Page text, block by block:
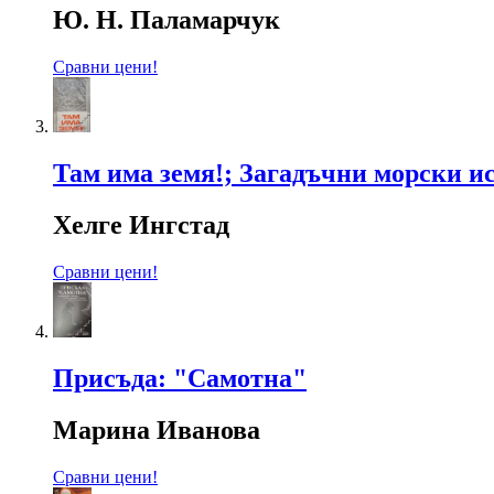
Ю. Н. Паламарчук
Сравни цени!
Там има земя!; Загадъчни морски
Хелге Ингстад
Сравни цени!
Присъда: "Самотна"
Марина Иванова
Сравни цени!